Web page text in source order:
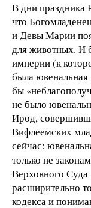
В дни праздника
что
и Девы Марии
для животных. И
империи (к
была
бы
не было
Ирод,
Вифлеемских
сейчас:
только не
Верховного Суда
расширительно
кодекса и